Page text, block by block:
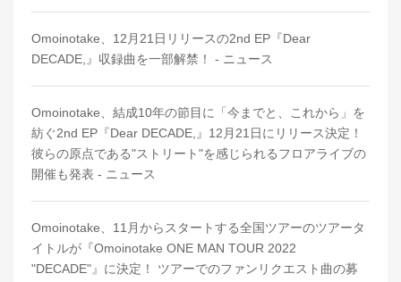
Omoinotake、12月21日リリースの2nd EP『Dear
DECADE,』収録曲を一部解禁！ - ニュース
Omoinotake、結成10年の節目に「今までと、これから」を
紡ぐ2nd EP『Dear DECADE,』12月21日にリリース決定！
彼らの原点である"ストリート"を感じられるフロアライブの
開催も発表 - ニュース
Omoinotake、11月からスタートする全国ツアーのツアータ
イトルが『Omoinotake ONE MAN TOUR 2022
"DECADE"』に決定！ ツアーでのファンリクエスト曲の募